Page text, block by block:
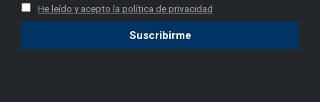
windowwindow
He leído y acepto la política de privacidad